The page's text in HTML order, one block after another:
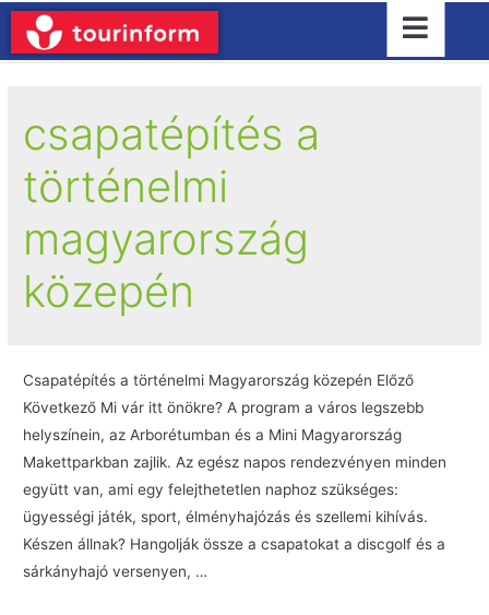
csapatépítés a
történelmi
magyarország
közepén
Csapatépítés a történelmi Magyarország közepén Előző
Következő Mi vár itt önökre? A program a város legszebb
helyszínein, az Arborétumban és a Mini Magyarország
Makettparkban zajlik. Az egész napos rendezvényen minden
együtt van, ami egy felejthetetlen naphoz szükséges:
ügyességi játék, sport, élményhajózás és szellemi kihívás.
Készen állnak? Hangolják össze a csapatokat a discgolf és a
sárkányhajó versenyen, …